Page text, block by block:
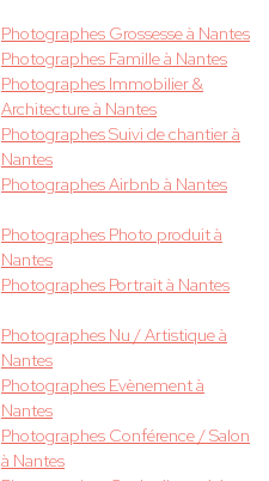
Photographes Grossesse à Nantes
Photographes Famille à Nantes
Photographes Immobilier &
Architecture à Nantes
Photographes Suivi de chantier à
Nantes
Photographes Airbnb à Nantes
Photographes Photo produit à
Nantes
Photographes Portrait à Nantes
Photographes Nu / Artistique à
Nantes
Photographes Evènement à
Nantes
Photographes Conférence / Salon
à Nantes